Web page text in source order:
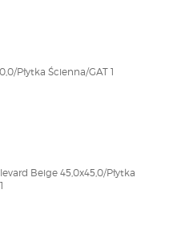
Płytka Ścienna/GAT 1
Beige 45,0x45,0/Płytka